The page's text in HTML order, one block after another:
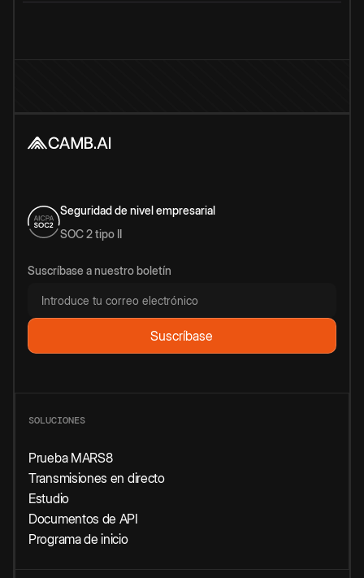
Seguridad de nivel empresarial
SOC 2 tipo II
Suscríbase a nuestro boletín
SOLUCIONES
Prueba MARS8
Transmisiones en directo
Estudio
Documentos de API
Programa de inicio